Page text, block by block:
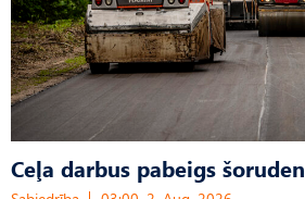
Ceļa darbus pabeigs šoruden